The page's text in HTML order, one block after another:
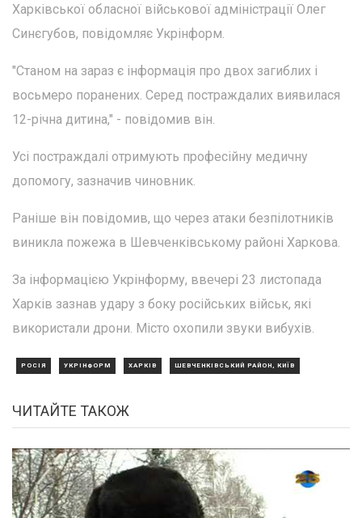
Харківської обласної військової адміністрації Олег
Синєгубов, повідомляє Укрінформ.
"Станом на зараз є інформація про двох загиблих і
восьмеро поранених. Серед постраждалих виявилася
12-річна дитина," - повідомив він.
Усі постраждалі отримують професійну медичну
допомогу, зазначив чиновник.
Раніше він повідомив, що через атаки безпілотників
виникла пожежа в Шевченківському районі Харкова.
За інформацією Укрінформу, ввечері 23 листопада
Харків зазнав удару з боку російських військ, які
використали дрони. Місто охопили звуки вибухів.
РОСІЯ УКРІНФОРМ ХАРКІВ ШЕВЧЕНКІВСЬКИЙ РАЙОН, КИЇВ
ЧИТАЙТЕ ТАКОЖ